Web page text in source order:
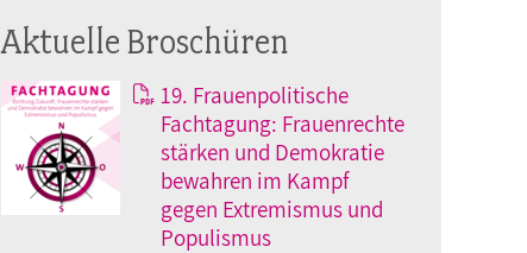
Aktuelle Broschüren
19. Frauenpolitische
Fachtagung: Frauenrechte
stärken und Demokratie
bewahren im Kampf
gegen Extremismus und
Populismus